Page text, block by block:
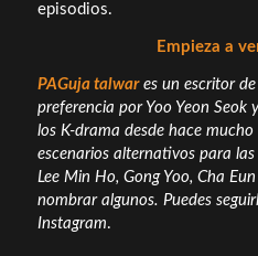
episodios.
Empieza a
PAGuja talwares un escritor
preferencia por Yoo Yeon Seok
los K-drama desde hace
escenarios alternativos para
Lee Min Ho, Gong Yoo, Cha
nombrar algunos. Puedes
Instagram.